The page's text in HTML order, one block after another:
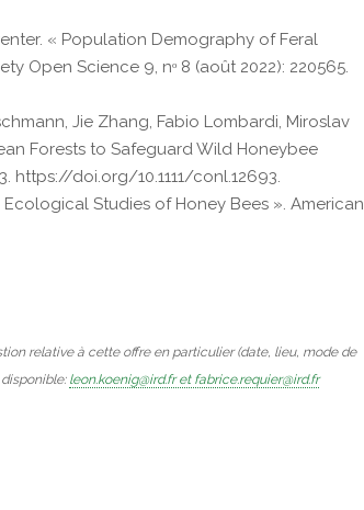
« Population Demography of Feral
Open Science 9, nᵒ 8 (août 2022): 220565.
Jie Zhang, Fabio Lombardi, Miroslav
Forests to Safeguard Wild Honeybee
https://doi.org/10.1111/conl.12693.
Studies of Honey Bees ». American
relative à cette offre en particulier (date, lieu, mode de
leon.koenig@ird.fr et fabrice.requier@ird.fr